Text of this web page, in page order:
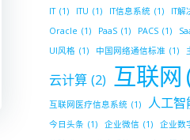
IT (1) ITU (1) IT信息系统 (1) IT解
Oracle (1) PaaS (1) PACS (1)
UI风格 (1) 中国网络通信标准 (1)
云计算 (2) 互联网
互联网医疗信息系统 (1) 人工智
今日头条 (1) 企业微信 (1) 企业数